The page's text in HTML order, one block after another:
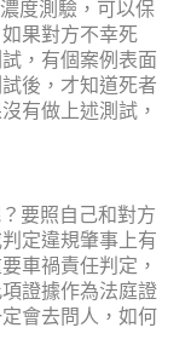
度測驗，可以保
果對方不幸死
，有個案例表面
後，才知道死者
有做上述測試，
要照自己和對方
定違規肇事上有
車禍責任判定，
證據作為法庭證
會去問人，如何